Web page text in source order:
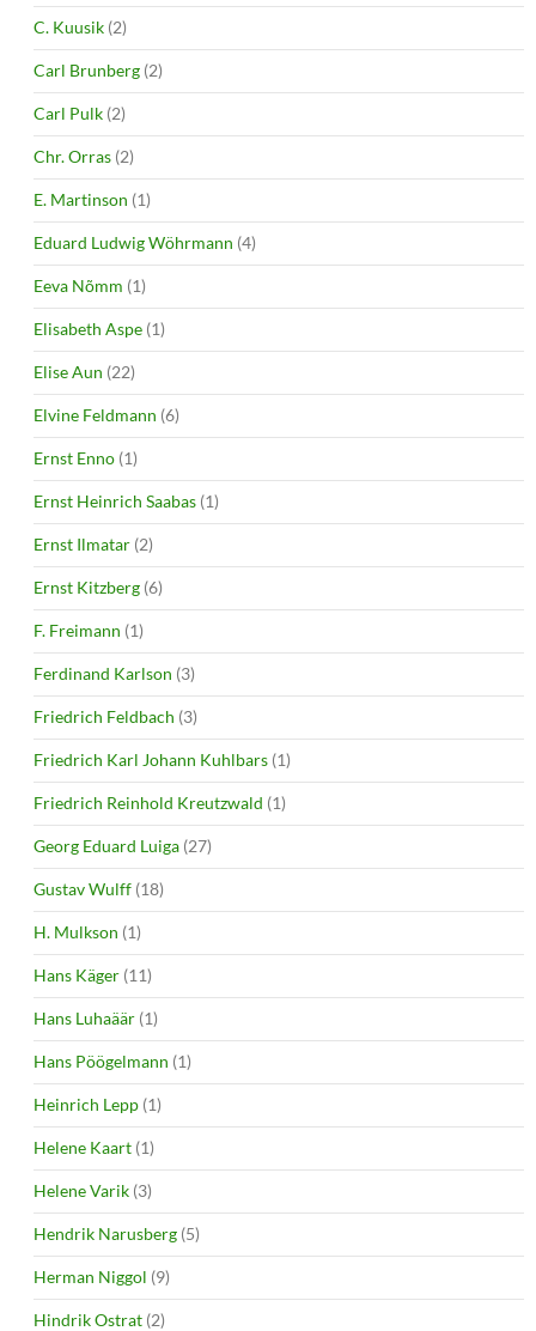
C. Kuusik (2)
Carl Brunberg (2)
Carl Pulk (2)
Chr. Orras (2)
E. Martinson (1)
Eduard Ludwig Wöhrmann (4)
Eeva Nõmm (1)
Elisabeth Aspe (1)
Elise Aun (22)
Elvine Feldmann (6)
Ernst Enno (1)
Ernst Heinrich Saabas (1)
Ernst Ilmatar (2)
Ernst Kitzberg (6)
F. Freimann (1)
Ferdinand Karlson (3)
Friedrich Feldbach (3)
Friedrich Karl Johann Kuhlbars (1)
Friedrich Reinhold Kreutzwald (1)
Georg Eduard Luiga (27)
Gustav Wulff (18)
H. Mulkson (1)
Hans Käger (11)
Hans Luhaäär (1)
Hans Pöögelmann (1)
Heinrich Lepp (1)
Helene Kaart (1)
Helene Varik (3)
Hendrik Narusberg (5)
Herman Niggol (9)
Hindrik Ostrat (2)